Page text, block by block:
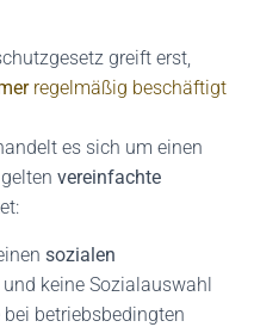
greift erst,
regelmäßig beschäftigt
es sich um einen
vereinfachte
sozialen
keine Sozialauswahl
betriebsbedingten